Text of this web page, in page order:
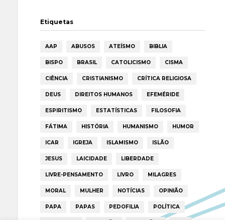
Etiquetas
AAP ABUSOS ATEÍSMO BIBLIA
BISPO BRASIL CATOLICISMO CISMA
CIÊNCIA CRISTIANISMO CRÍTICA RELIGIOSA
DEUS DIREITOS HUMANOS EFEMÉRIDE
ESPIRITISMO ESTATÍSTICAS FILOSOFIA
FÁTIMA HISTÓRIA HUMANISMO HUMOR
ICAR IGREJA ISLAMISMO ISLÃO
JESUS LAICIDADE LIBERDADE
LIVRE-PENSAMENTO LIVRO MILAGRES
MORAL MULHER NOTÍCIAS OPINIÃO
PAPA PAPAS PEDOFILIA POLÍTICA